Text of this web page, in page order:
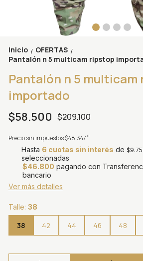
Inicio / OFERTAS /
Pantalón n 5 multicam ripstop
Pantalón n 5 multicam
importado
$58.500 $209.100
Precio sin impuestos$48.347 11
Hasta 6 cuotas sin interés de
seleccionadas
$46.800 pagando con
bancario
Ver más detalles
Talle: 38
38 42 44 46 48